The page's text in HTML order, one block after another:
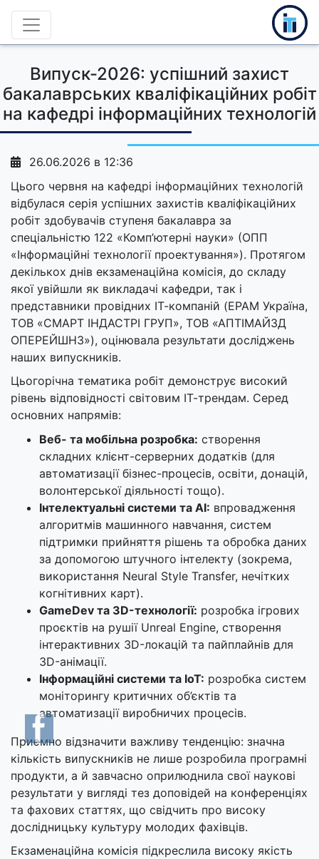
Випуск-2026: успішний захист
бакалаврських кваліфікаційних робіт
на кафедрі інформаційних технологій
26.06.2026 в 12:36
Цього червня на кафедрі інформаційних технологій
відбулася серія успішних захистів кваліфікаційних
робіт здобувачів ступеня бакалавра за
спеціальністю 122 «Комп’ютерні науки» (ОПП
«Інформаційні технології проектування»). Протягом
декількох днів екзаменаційна комісія, до складу
якої увійшли як викладачі кафедри, так і
представники провідних ІТ-компаній (EPAM Україна,
ТОВ «СМАРТ ІНДАСТРІ ГРУП», ТОВ «АПТІМАЙЗД
ОПЕРЕЙШНЗ»), оцінювала результати досліджень
наших випускників.
Цьогорічна тематика робіт демонструє високий
рівень відповідності світовим ІТ-трендам. Серед
основних напрямів:
Веб- та мобільна розробка: створення
складних клієнт-серверних додатків (для
автоматизації бізнес-процесів, освіти, донацій,
волонтерської діяльності тощо).
Інтелектуальні системи та AI: впровадження
алгоритмів машинного навчання, систем
підтримки прийняття рішень та обробка даних
за допомогою штучного інтелекту (зокрема,
використання Neural Style Transfer, нечітких
когнітивних карт).
GameDev та 3D-технології: розробка ігрових
проєктів на рушії Unreal Engine, створення
інтерактивних 3D-локацій та пайплайнів для
3D-анімації.
Інформаційні системи та IoT: розробка систем
моніторингу критичних об’єктів та
автоматизації виробничих процесів.
Приємно відзначити важливу тенденцію: значна
кількість випускників не лише розробила програмні
продукти, а й завчасно оприлюднила свої наукові
результати у вигляді тез доповідей на конференціях
та фахових статтях, що свідчить про високу
дослідницьку культуру молодих фахівців.
Екзаменаційна комісія підкреслила високу якість